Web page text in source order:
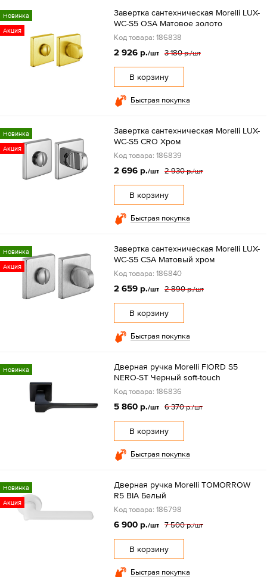
Новинка
Акция
Завертка сантехническая Morelli LUX-
WC-S5 OSA Матовое золото
Код товара: 186838
2 926 р./шт 3 180 р./шт
В корзину
Быстрая покупка
Новинка
Акция
Завертка сантехническая Morelli LUX-
WC-S5 CRO Хром
Код товара: 186839
2 696 р./шт 2 930 р./шт
В корзину
Быстрая покупка
Новинка
Акция
Завертка сантехническая Morelli LUX-
WC-S5 CSA Матовый хром
Код товара: 186840
2 659 р./шт 2 890 р./шт
В корзину
Быстрая покупка
Новинка
Дверная ручка Morelli FIORD S5
NERO-ST Черный soft-touch
Код товара: 186836
5 860 р./шт 6 370 р./шт
В корзину
Быстрая покупка
Новинка
Акция
Дверная ручка Morelli TOMORROW
R5 BIA Белый
Код товара: 186798
6 900 р./шт 7 500 р./шт
В корзину
Быстрая покупка